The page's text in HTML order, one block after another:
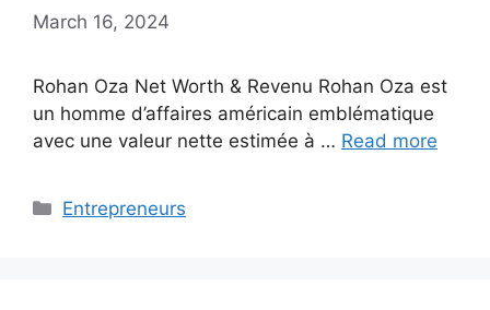
March 16, 2024
Rohan Oza Net Worth & Revenu Rohan Oza est
un homme d’affaires américain emblématique
avec une valeur nette estimée à … Read more
Categories
Entrepreneurs